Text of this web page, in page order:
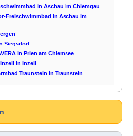
in Aschau im Chiemgau
Freischwimmbad in Aschau im
Siegsdorf
in Prien am Chiemsee
in Inzell
Traunstein in Traunstein